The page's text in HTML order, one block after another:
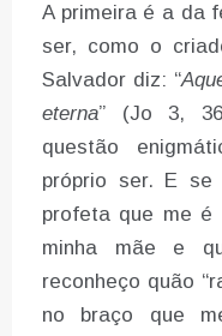
A primeira é a da
ser, como o
Salvador diz: “
eterna” (Jo 3,
questão
próprio ser. E
profeta que me
minha mãe e
reconheço quão
no braço que